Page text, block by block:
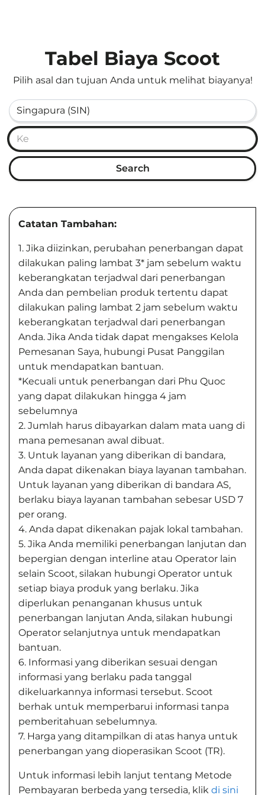
Tabel Biaya Scoot
Pilih asal dan tujuan Anda untuk melihat biayanya!
Search
Catatan Tambahan:
1. Jika diizinkan, perubahan penerbangan dapat
dilakukan paling lambat 3* jam sebelum waktu
keberangkatan terjadwal dari penerbangan
Anda dan pembelian produk tertentu dapat
dilakukan paling lambat 2 jam sebelum waktu
keberangkatan terjadwal dari penerbangan
Anda. Jika Anda tidak dapat mengakses Kelola
Pemesanan Saya, hubungi Pusat Panggilan
untuk mendapatkan bantuan.
*Kecuali untuk penerbangan dari Phu Quoc
yang dapat dilakukan hingga 4 jam
sebelumnya
2. Jumlah harus dibayarkan dalam mata uang di
mana pemesanan awal dibuat.
3. Untuk layanan yang diberikan di bandara,
Anda dapat dikenakan biaya layanan tambahan.
Untuk layanan yang diberikan di bandara AS,
berlaku biaya layanan tambahan sebesar USD 7
per orang.
4. Anda dapat dikenakan pajak lokal tambahan.
5. Jika Anda memiliki penerbangan lanjutan dan
bepergian dengan interline atau Operator lain
selain Scoot, silakan hubungi Operator untuk
setiap biaya produk yang berlaku. Jika
diperlukan penanganan khusus untuk
penerbangan lanjutan Anda, silakan hubungi
Operator selanjutnya untuk mendapatkan
bantuan.
6. Informasi yang diberikan sesuai dengan
informasi yang berlaku pada tanggal
dikeluarkannya informasi tersebut. Scoot
berhak untuk memperbarui informasi tanpa
pemberitahuan sebelumnya.
7. Harga yang ditampilkan di atas hanya untuk
penerbangan yang dioperasikan Scoot (TR).
Untuk informasi lebih lanjut tentang Metode
Pembayaran berbeda yang tersedia, klik di sini